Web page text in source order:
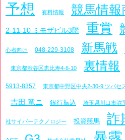
予想
有料情報 競馬情報
2-11-10 ミモザビル3階 重賞
心者向け 048-229-3108 新馬戦
東京都渋谷区恵比寿4-6-10 裏情報
5913-8357 東京都中野区中央2-30-9 ツバセ
吉田 竜ニ 銀行振込 埼玉県川口市弥
社サイバーテクノロジー 投資競馬 詐